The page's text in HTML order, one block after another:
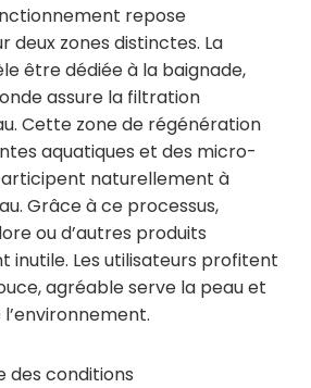
repose
deux zones distinctes. La
être dédiée à la baignade,
assure la filtration
Cette zone de régénération
aquatiques et des micro-
naturellement à
Grâce à ce processus,
ou d’autres produits
inutile. Les utilisateurs profitent
agréable serve la peau et
des conditions